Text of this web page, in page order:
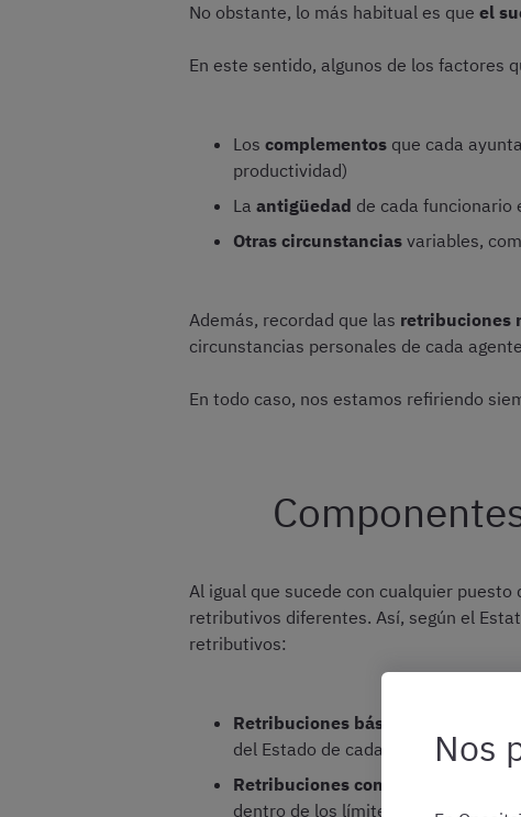
No obstante, lo más habitual es que el
En este sentido, algunos de los factores
Los complementos que cada
productividad)
La antigüedad de cada funcionario
Otras circunstancias variables,
Además, recordad que las retribuciones
circunstancias personales de cada
En todo caso, nos estamos refiriendo
Al igual que sucede con cualquier
retributivos diferentes. Así, según el
retributivos:
Retribuciones básicas
, que son
del Estado de cada año
Retribuciones complementarias
,
dentro de los límites permitidos por
Nos